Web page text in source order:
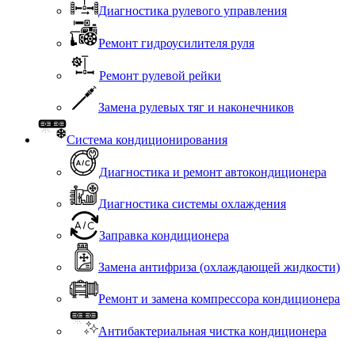
Диагностика рулевого управления
Ремонт гидроусилителя руля
Ремонт рулевой рейки
Замена рулевых тяг и наконечников
Система кондиционирования
Диагностика и ремонт автокондиционера
Диагностика системы охлаждения
Заправка кондиционера
Замена антифриза (охлаждающей жидкости)
Ремонт и замена компрессора кондиционера
Антибактериальная чистка кондиционера